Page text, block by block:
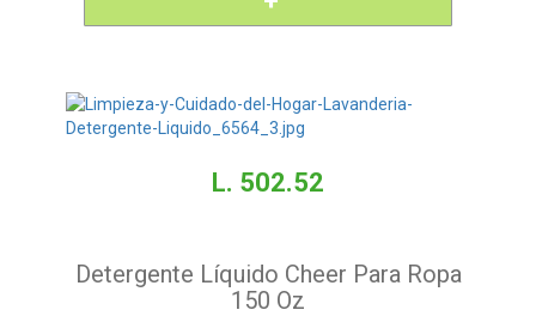
L. 502.52
Detergente Líquido Cheer Para Ropa
150 Oz